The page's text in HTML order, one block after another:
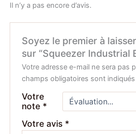
Il n’y a pas encore d’avis.
Soyez le premier à
sur “Squeezer Industrial
Votre adresse e-mail ne sera pas
champs obligatoires sont indiqués
Votre
note *
Votre avis *